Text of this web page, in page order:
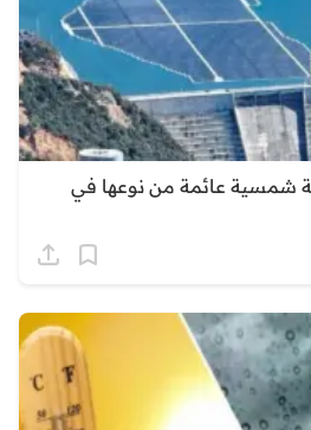
شمسية عائمة من نوعها في